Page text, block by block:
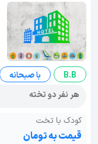
B.B
با صبحانه
هر نفر دو تخته
کودک با تخت
قیمت به تومان